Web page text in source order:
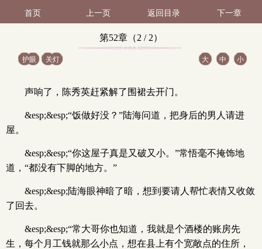
首页 上一页 返回目录 下一章
第52章（2 / 2）
护眼 关灯 大 中 小
声响了，陈秀英赶紧解了围裙去开门。
&esp;&esp;“饭做好没？”陆海问道，把身后的男人请进
屋。
&esp;&esp;“你这屋子真是又破又小。”常悟毫不掩饰地
道，“都没有下脚的地方。”
&esp;&esp;陆海眼神暗了暗，想到要请人帮忙表情又收敛
了回去。
&esp;&esp;“常大哥你也知道，我就是个酒楼的账房先
生，每个月工钱就那么小点，想在县上有个宽敞点的住所，